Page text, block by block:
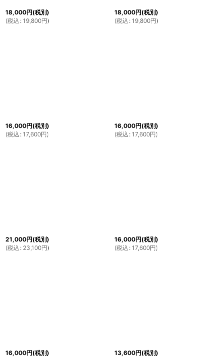
18,000円(税別)
(税込 : 19,800円)
18,000円(税別)
(税込 : 19,800円)
16,000円(税別)
(税込 : 17,600円)
16,000円(税別)
(税込 : 17,600円)
21,000円(税別)
(税込 : 23,100円)
16,000円(税別)
(税込 : 17,600円)
16,000円(税別)
13,600円(税別)